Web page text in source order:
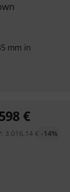
mm in
€
3.016,14 € -14%